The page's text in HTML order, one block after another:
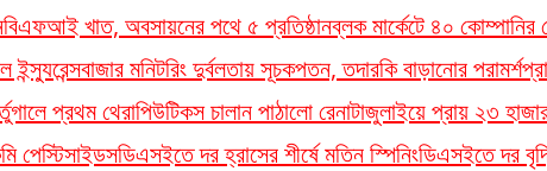
খাত, অবসায়নের পথে ৫ প্রতিষ্ঠানব্লক মার্কেটে ৪০ কোম্পানির
ইন্স্যুরেন্সবাজার মনিটরিং দুর্বলতায় সূচকপতন, তদারকি বাড়ানোর পরামর্শ
প্রথম থেরাপিউটিকস চালান পাঠালো রেনাটাজুলাইয়ে প্রায় ২৩
পেস্টিসাইডসডিএসইতে দর হ্রাসের শীর্ষে মতিন স্পিনিংডিএসইতে দর